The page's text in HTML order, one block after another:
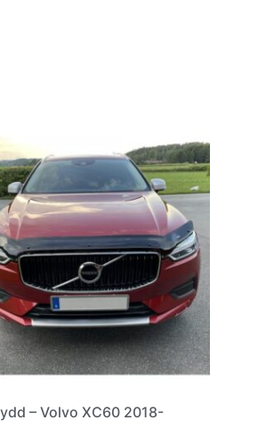
– Volvo XC60 2018-